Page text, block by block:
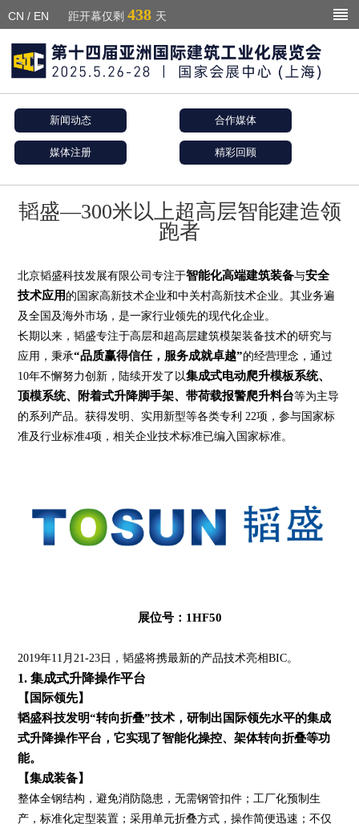
CN / EN 距开幕仅剩 438 天
新闻动态 合作媒体
媒体注册 精彩回顾
韬盛—300米以上超高层智能建造领
跑者
北京韬盛科技发展有限公司专注于智能化高端建筑装备与安全
技术应用 的国家高新技术企业和中关村高新技术企业。其业务遍
及全国及海外市场，是一家行业领先的现代化企业。
长期以来，韬盛专注于高层和超高层建筑模架装备技术的研究与
应用，秉承“品质赢得信任，服务成就卓越”的经营理念，通过
10年不懈努力创新，陆续开发了以集成式电动爬升模板系统、
顶模系统、附着式升降脚手架、带荷载报警爬升料台等为主导
的系列产品。获得发明、实用新型等各类专利 22项，参与国家标
准及行业标准4项，相关企业技术标准已编入国家标准。
展位号：1HF50
2019年11月21-23日，韬盛将携最新的产品技术亮相BIC。
1. 集成式升降操作平台
【国际领先】
韬盛科技发明“转向折叠”技术，研制出国际领先水平的集成
式升降操作平台，它实现了智能化操控、架体转向折叠等功
能。
【集成装备】
整体全钢结构，避免消防隐患，无需钢管扣件；工厂化预制生
产，标准化定型装置；采用单元折叠方式，操作简便迅速；不仅